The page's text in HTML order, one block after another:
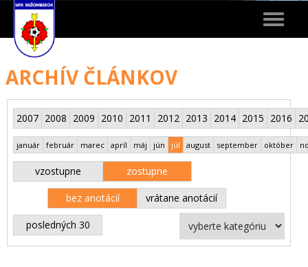
Toggle
ARCHÍV ČLÁNKOV
2007 2008 2009 2010 2011 2012 2013 2014 2015 2016
január február marec apríl máj jún júl august september október
vzostupne zostupne
bez anotácií vrátane anotácií
posledných 30